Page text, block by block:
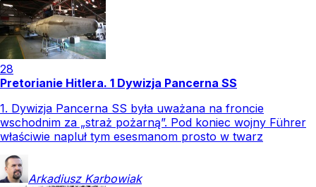
28
Pretorianie Hitlera. 1 Dywizja Pancerna SS
1. Dywizja Pancerna SS była uważana na froncie
wschodnim za „straż pożarną”. Pod koniec wojny Führer
właściwie napluł tym esesmanom prosto w twarz
Arkadiusz Karbowiak